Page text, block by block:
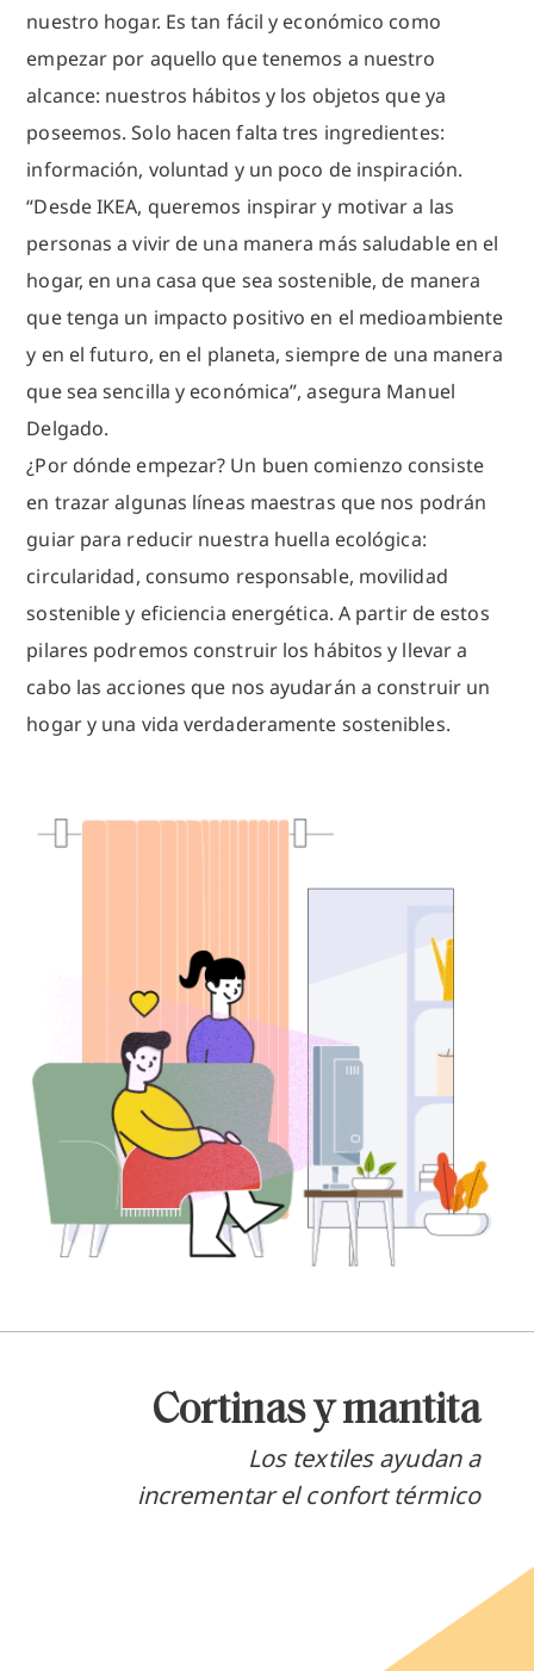
nuestro hogar. Es tan fácil y económico como
empezar por aquello que tenemos a nuestro
alcance: nuestros hábitos y los objetos que ya
poseemos. Solo hacen falta tres ingredientes:
información, voluntad y un poco de inspiración.
“Desde IKEA, queremos inspirar y motivar a las
personas a vivir de una manera más saludable en el
hogar, en una casa que sea sostenible, de manera
que tenga un impacto positivo en el medioambiente
y en el futuro, en el planeta, siempre de una manera
que sea sencilla y económica”, asegura Manuel
Delgado.
¿Por dónde empezar? Un buen comienzo consiste
en trazar algunas líneas maestras que nos podrán
guiar para reducir nuestra huella ecológica:
circularidad, consumo responsable, movilidad
sostenible y eficiencia energética. A partir de estos
pilares podremos construir los hábitos y llevar a
cabo las acciones que nos ayudarán a construir un
hogar y una vida verdaderamente sostenibles.
Cortinas y mantita
Los textiles ayudan a
incrementar el confort térmico